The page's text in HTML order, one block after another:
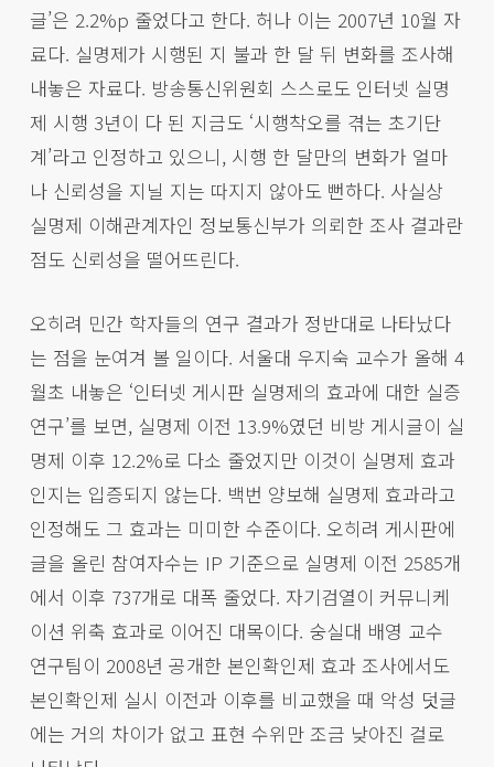
글’은 2.2%p 줄었다고 한다. 허나 이는 2007년 10월 자
료다. 실명제가 시행된 지 불과 한 달 뒤 변화를 조사해
내놓은 자료다. 방송통신위원회 스스로도 인터넷 실명
제 시행 3년이 다 된 지금도 ‘시행착오를 겪는 초기단
계’라고 인정하고 있으니, 시행 한 달만의 변화가 얼마
나 신뢰성을 지닐 지는 따지지 않아도 뻔하다. 사실상
실명제 이해관계자인 정보통신부가 의뢰한 조사 결과란
점도 신뢰성을 떨어뜨린다.
오히려 민간 학자들의 연구 결과가 정반대로 나타났다
는 점을 눈여겨 볼 일이다. 서울대 우지숙 교수가 올해 4
월초 내놓은 ‘인터넷 게시판 실명제의 효과에 대한 실증
연구’를 보면, 실명제 이전 13.9%였던 비방 게시글이 실
명제 이후 12.2%로 다소 줄었지만 이것이 실명제 효과
인지는 입증되지 않는다. 백번 양보해 실명제 효과라고
인정해도 그 효과는 미미한 수준이다. 오히려 게시판에
글을 올린 참여자수는 IP 기준으로 실명제 이전 2585개
에서 이후 737개로 대폭 줄었다. 자기검열이 커뮤니케
이션 위축 효과로 이어진 대목이다. 숭실대 배영 교수
연구팀이 2008년 공개한 본인확인제 효과 조사에서도
본인확인제 실시 이전과 이후를 비교했을 때 악성 덧글
에는 거의 차이가 없고 표현 수위만 조금 낮아진 걸로